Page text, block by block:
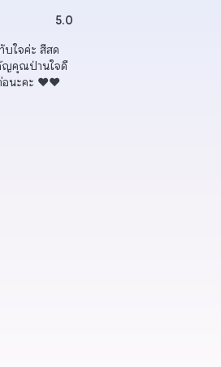
5.0
บใจค่ะ สีสด
ญคุณป่านใจดี
อนะคะ ❤️❤️